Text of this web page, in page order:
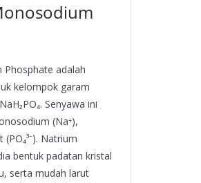
adalah
kelompok garam
Senyawa ini
(Na⁺),
Natrium
bentuk padatan kristal
serta mudah larut